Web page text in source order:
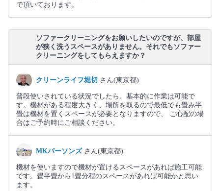
で頂いております。
ソファークリーニングをお願いしたいのですが、部屋
が狭く洗うスペースがありません。それでもソファー
クリーニングをしてもらえますか？
クリーンライフ堀切 さん(東京都)
普段使いされている状況でしたら、基本的に作業は可能で
す。機材がある程度大きく、場所を取るので最低でも畳み半
畳は機材を置くスペースが必要となりますので、 ご心配の場
合はご予約時にご相談ください。
MKパーソンズ さん(東京都)
機材を使いますので機材が置けるスペースがあれば施工可能
です。畳半畳から1畳分程のスペースがあれば可能かと思い
ます。